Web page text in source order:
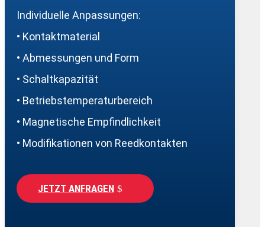
Individuelle Anpassungen:
• Kontaktmaterial
• Abmessungen und Form
• Schaltkapazität
• Betriebstemperaturbereich
• Magnetische Empfindlichkeit
• Modifikationen von Reedkontakten
JETZT ANFRAGEN